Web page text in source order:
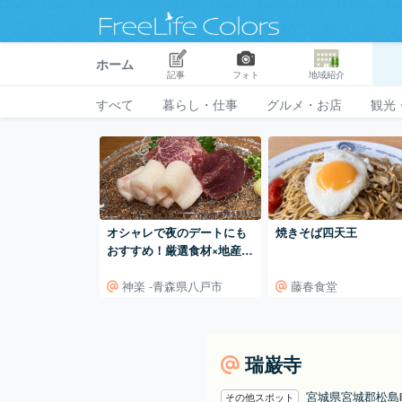
ホーム
記事 フォト 地域紹介
すべて 暮らし・仕事 グルメ・お店 観光
オシャレで夜のデートにも
おすすめ！厳選食材×地産地
八戸市）
神楽 -青森県八戸市
焼きそば四天王
藤春食堂
瑞巌寺
その他スポット 宮城県宮城郡松